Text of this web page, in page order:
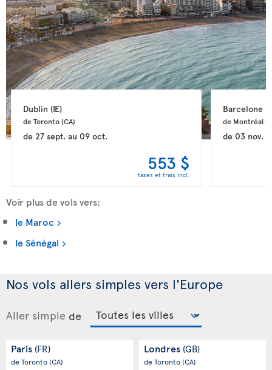
Dublin (IE)
de Toronto (CA)
de 27 sept.au 09 oct.
553 $
taxes et frais incl.
Barcelone
de Montréal
de 03 nov.
Voir plus de vols vers:
le Maroc
le Sénégal
Nos vols allers simples vers l'Europe
Aller simple de
Paris (FR)
de Toronto(CA)
Londres (GB)
de Toronto(CA)